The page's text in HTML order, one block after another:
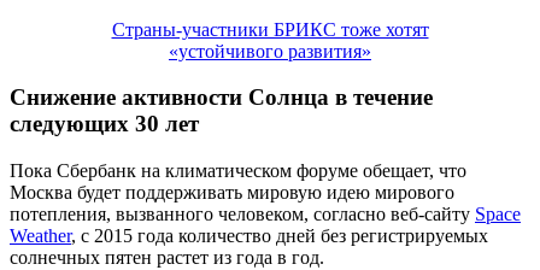
Страны-участники БРИКС тоже хотят
«устойчивого развития»
Снижение активности Солнца в течение
следующих 30 лет
Пока Сбербанк на климатическом форуме обещает, что
Москва будет поддерживать мировую идею мирового
потепления, вызванного человеком, согласно веб-сайту Space
Weather, с 2015 года количество дней без регистрируемых
солнечных пятен растет из года в год.